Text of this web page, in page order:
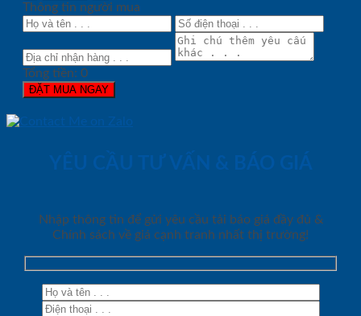
Thông tin người mua
Tổng tiền: 0
ĐẶT MUA NGAY
YÊU CẦU TƯ VẤN & BÁO GIÁ
Nhập thông tin để gửi yêu cầu tải báo giá đầy đủ &
Chính sách về giá cạnh tranh nhất thị trường!